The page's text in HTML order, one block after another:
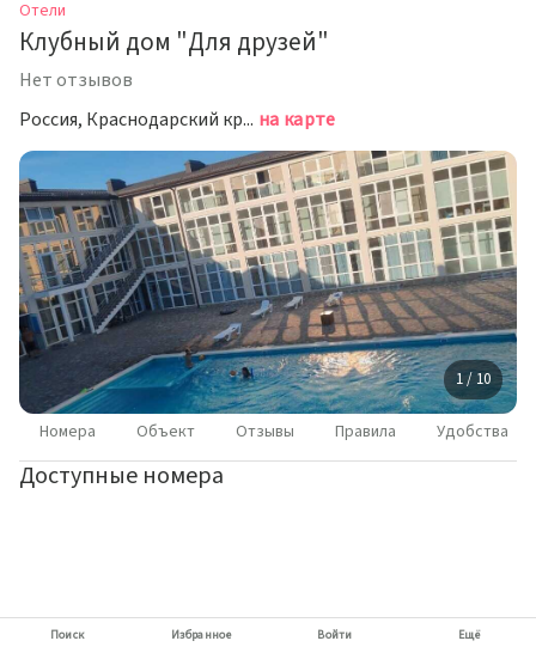
Отели
Клубный дом "Для друзей"
Нет отзывов
Россия, Краснодарский край, Темрюкский район, Новотаманское сельское поселение, посёлок Веселовка, Весёлая улица, 7 на карте
1 / 10
Номера Объект Отзывы Правила Удобства
Доступные номера
Поиск Избранное Войти Ещё